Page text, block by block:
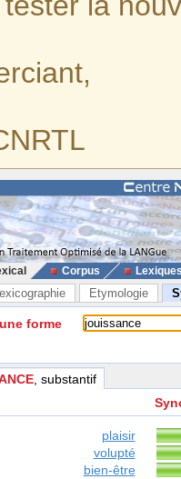
Corpus
Etymologie
forme
, substantif
plaisir
volupté
bien-être